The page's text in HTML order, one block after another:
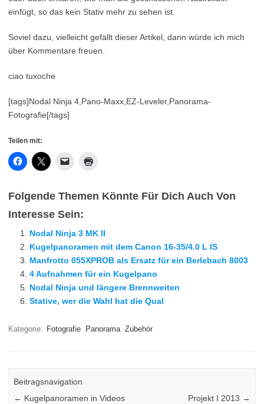
einfügt, so das kein Stativ mehr zu sehen ist.
Soviel dazu, vielleicht gefällt dieser Artikel, dann würde ich mich
über Kommentare freuen.
ciao tuxoche
[tags]Nodal Ninja 4,Pano-Maxx,EZ-Leveler,Panorama-
Fotografie[/tags]
Teilen mit:
Folgende Themen Könnte Für Dich Auch Von
Interesse Sein:
Nodal Ninja 3 MK II
Kugelpanoramen mit dem Canon 16-35/4.0 L IS
Manfrotto 055XPROB als Ersatz für ein Berlebach 8003
4 Aufnahmen für ein Kugelpano
Nodal Ninja und längere Brennweiten
Stative, wer die Wahl hat die Qual
Kategorie: Fotografie Panorama Zubehör
Beitragsnavigation
← Kugelpanoramen in Videos
Projekt I 2013 →